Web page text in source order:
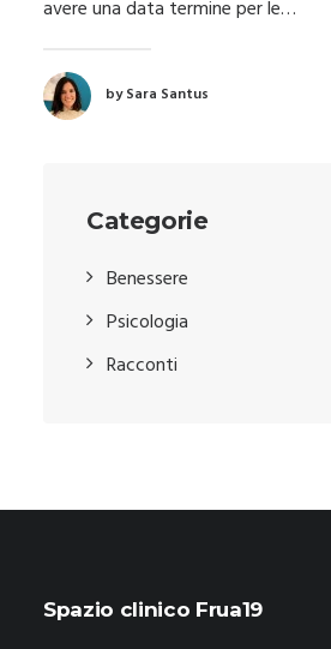
avere una data termine per le…
by Sara Santus
Categorie
Benessere
Psicologia
Racconti
Spazio clinico Frua19